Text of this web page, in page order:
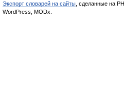
Экспорт словарей на сайты , сделанные на
WordPress, MODx.